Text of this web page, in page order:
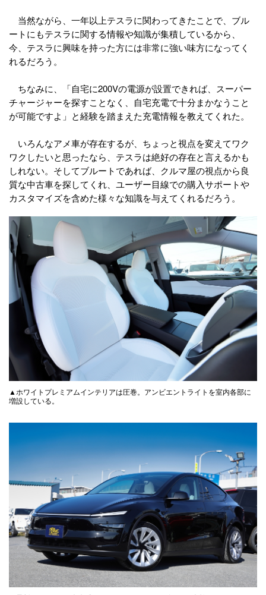
当然ながら、一年以上テスラに関わってきたことで、ブル
ートにもテスラに関する情報や知識が集積しているから、
今、テスラに興味を持った方には非常に強い味方になってく
れるだろう。
ちなみに、「自宅に200Vの電源が設置できれば、スーパー
チャージャーを探すことなく、自宅充電で十分まかなうこと
が可能ですよ」と経験を踏まえた充電情報を教えてくれた。
いろんなアメ車が存在するが、ちょっと視点を変えてワク
ワクしたいと思ったなら、テスラは絶好の存在と言えるかも
しれない。そしてブルートであれば、クルマ屋の視点から良
質な中古車を探してくれ、ユーザー目線での購入サポートや
カスタマイズを含めた様々な知識を与えてくれるだろう。
▲ホワイトプレミアムインテリアは圧巻。アンビエントライトを室内各部に
増設している。